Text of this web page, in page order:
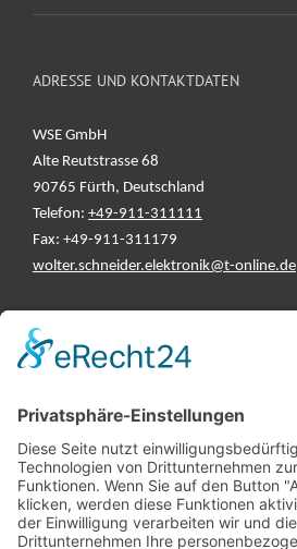
ADRESSE UND KONTAKTDATEN
WSE GmbH
Alte Reutstrasse 68
90765 Fürth, Deutschland
Telefon: +49-911-311111
Fax: +49-911-311179
wolter.schneider.elektronik@t-online.de
INFORMATIONEN
Hersteller
Fehlerliste